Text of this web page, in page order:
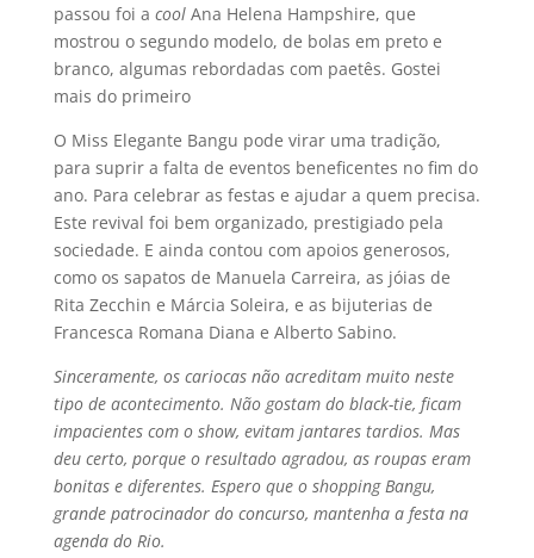
passou foi a coolAna Helena Hampshire, que
mostrou o segundo modelo, de bolas em preto e
branco, algumas rebordadas com paetês. Gostei
mais do primeiro
O Miss Elegante Bangu pode virar uma tradição,
para suprir a falta de eventos beneficentes no fim do
ano. Para celebrar as festas e ajudar a quem precisa.
Este revival foi bem organizado, prestigiado pela
sociedade. E ainda contou com apoios generosos,
como os sapatos de Manuela Carreira, as jóias de
Rita Zecchin e Márcia Soleira, e as bijuterias de
Francesca Romana Diana e Alberto Sabino.
Sinceramente, os cariocas não acreditam muito neste
tipo de acontecimento. Não gostam do black-tie, ficam
impacientes com o show, evitam jantares tardios. Mas
deu certo, porque o resultado agradou, as roupas eram
bonitas e diferentes. Espero que o shopping Bangu,
grande patrocinador do concurso, mantenha a festa na
agenda do Rio.